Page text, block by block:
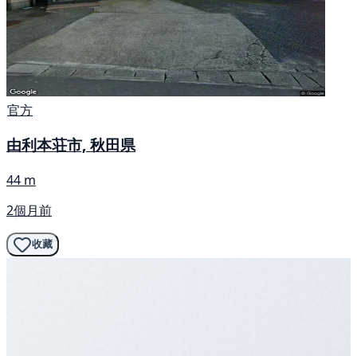
官方
由利本荘市, 秋田県
44 m
2個月前
收藏